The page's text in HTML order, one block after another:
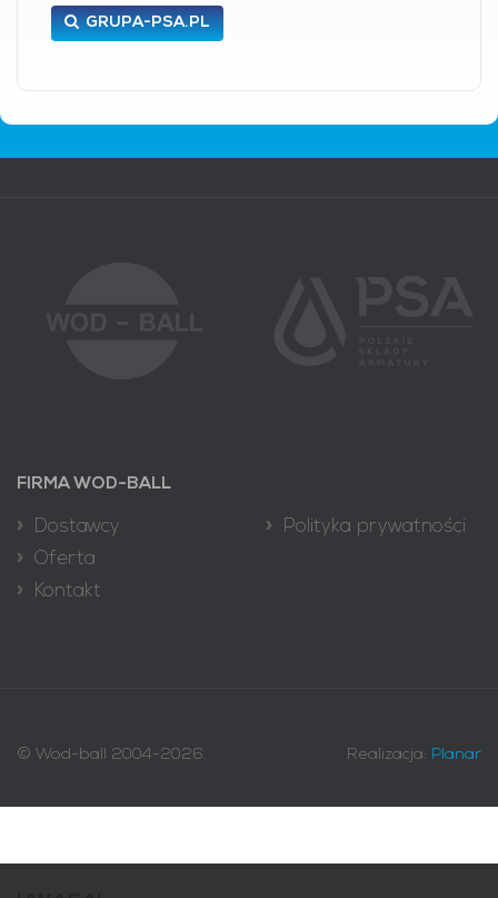
GRUPA-PSA.PL
FIRMA WOD-BALL
» Dostawcy
» Oferta
» Kontakt
» Polityka prywatności
© Wod-ball 2004-2026. Realizacja: Planar